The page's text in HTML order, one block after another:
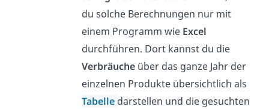
du solche Berechnungen nur mit
einem Programm wie Excel
durchführen. Dort kannst du die
Verbräuche über das ganze Jahr der
einzelnen Produkte übersichtlich als
Tabelle darstellen und die gesuchten